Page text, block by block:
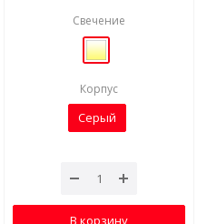
Свечение
Корпус
Серый
В корзину